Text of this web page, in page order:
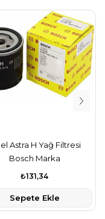
Astra H Yağ Filtresi
Bosch Marka
₺131,34
Sepete Ekle